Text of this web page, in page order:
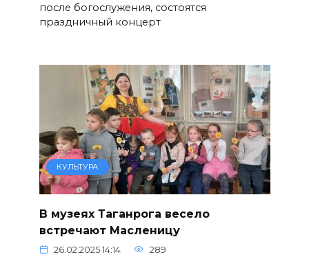
после богослужения, состоятся
праздничный концерт
КУЛЬТУРА
В музеях Таганрога весело
встречают Масленицу
26.02.2025 14:14 289